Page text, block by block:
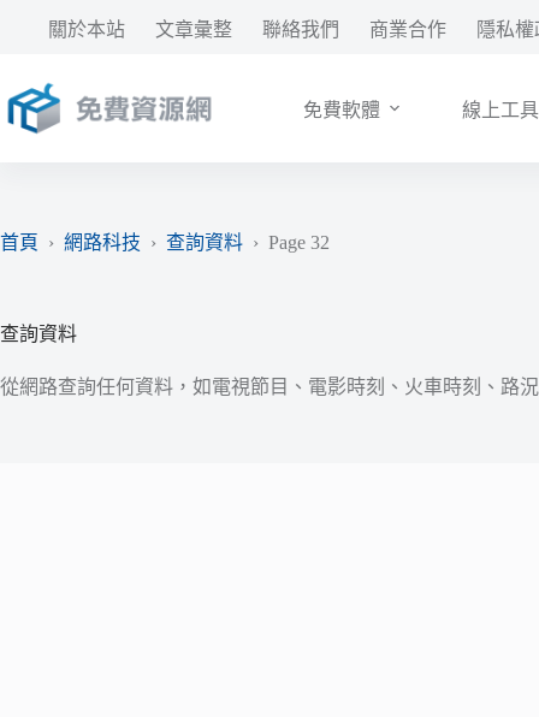
要
內
關於本站 文章彙整 聯絡我們 商業合作 隱私
免費軟體 線上工具
首頁 › 網路科技 › 查詢資料 › Page 32
查詢資料
從網路查詢任何資料，如電視節目、電影時刻、火車時刻、路